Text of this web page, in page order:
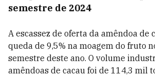
semestre de 2024
A escassez de oferta da amêndoa de
queda de 9,5% na moagem do fruto
semestre deste ano. O volume
amêndoas de cacau foi de 114,3 mil